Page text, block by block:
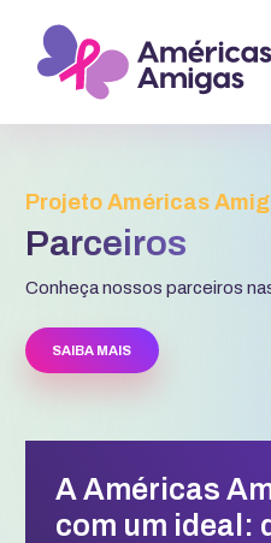
Projeto Américas
Parceiros
Conheça nossos parceiros
SAIBA MAIS
A Américas
com um ideal: